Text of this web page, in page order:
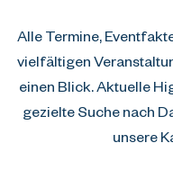
Alle Termine,
vielfältigen
einen Blick. Aktuelle
gezielte Suche nach
unsere